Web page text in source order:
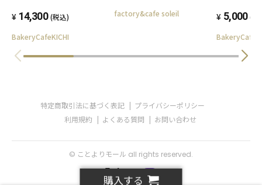
購入する
14,300 (税込)
BakeryCafeKICHI
factory&cafe soleil
5,000 (税
特定商取引法に基づく表記
プライバシーポリシー
利用規約
よくある質問 お問い合わせ
© ことよりモール all rights reserved.